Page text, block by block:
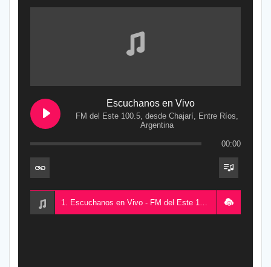
Escuchanos en Vivo
FM del Este 100.5, desde Chajarí, Entre Ríos,
Argentina
00:00